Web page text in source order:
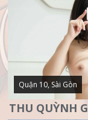
Quận 10, Sài Gòn